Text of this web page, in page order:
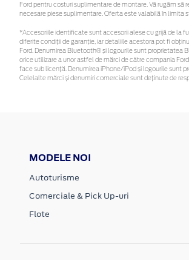
Ford pentru costuri suplimentare de montare. Vă rugăm să
necesare piese suplimentare. Oferta este valabilă în limita
*Accesoriile identificate sunt accesorii alese cu grijă de la
diferite condiții de garanție, iar detaliile acestora pot fi
Ford. Denumirea Bluetooth® și logourile sunt proprietatea
orice utilizare a unor astfel de mărci de către compania
face sub licență. Denumirea iPhone/iPod și logourile sunt
Celelalte mărci și denumiri comerciale sunt deținute de
MODELE NOI
Autoturisme
Comerciale & Pick Up-uri
Flote